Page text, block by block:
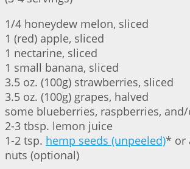
1/4 honeydew melon, sliced
1 (red) apple, sliced
1 nectarine, sliced
1 small banana, sliced
3.5 oz. (100g) strawberries, sliced
3.5 oz. (100g) grapes, halved
some blueberries, raspberries,
2-3 tbsp. lemon juice
1-2 tsp. hemp seeds (unpeeled)* or
nuts (optional)